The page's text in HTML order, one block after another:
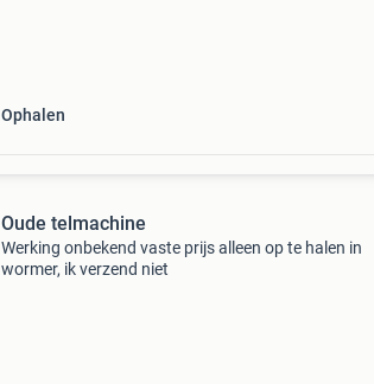
Ophalen
Oude telmachine
Werking onbekend vaste prijs alleen op te halen in
wormer, ik verzend niet